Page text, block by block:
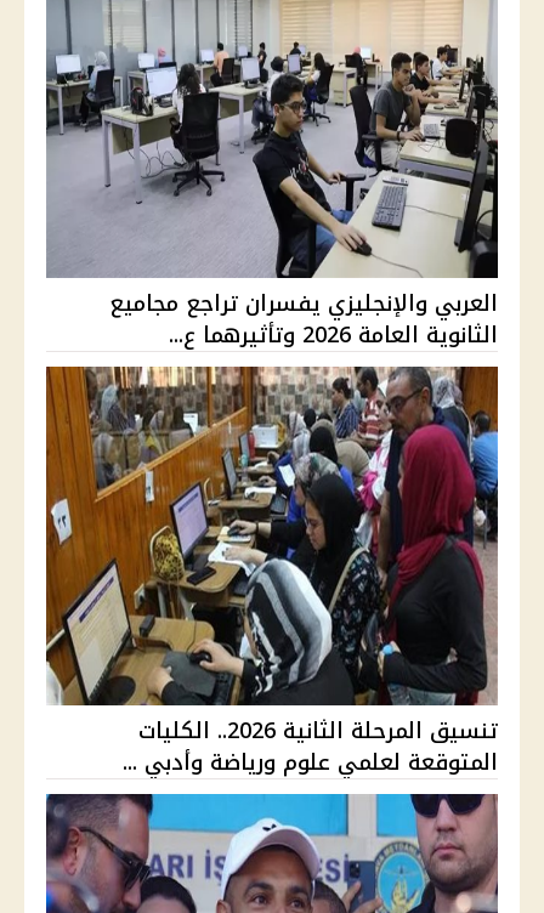
العربي والإنجليزي يفسران تراجع مجاميع
الثانوية العامة 2026 وتأثيرهما ع...
تنسيق المرحلة الثانية 2026.. الكليات
المتوقعة لعلمي علوم ورياضة وأدبي ...